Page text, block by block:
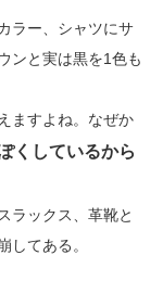
ラー、シャツにサ
ンと実は黒を1色も
ますよね。なぜか
くしているから
ラックス、革靴と
してある。